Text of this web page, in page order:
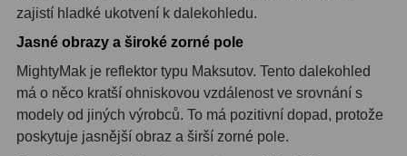
Adaptéry projekční11
Adaptéry T239
Adaptéry M4833
Filtry L-RGB 7
zajistí hladké ukotvení k dalekohledu.
Jasné obrazy a široké zorné pole
MightyMak je reflektor typu Maksutov. Tento dalekohled
má o něco kratší ohniskovou vzdálenost ve srovnání s
modely od jiných výrobců. To má pozitivní dopad, protože
poskytuje jasnější obraz a širší zorné pole.